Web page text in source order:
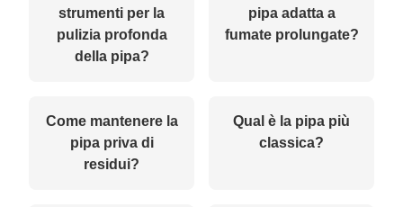
strumenti per la
pulizia profonda
della pipa?
pipa adatta a
fumate prolungate?
Come mantenere la
pipa priva di
residui?
Qual è la pipa più
classica?